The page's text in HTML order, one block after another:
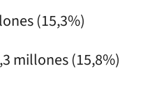
(15,3%)
millones (15,8%)